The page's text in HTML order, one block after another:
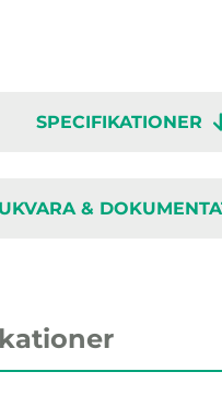
SPECIFIKATIONER
&